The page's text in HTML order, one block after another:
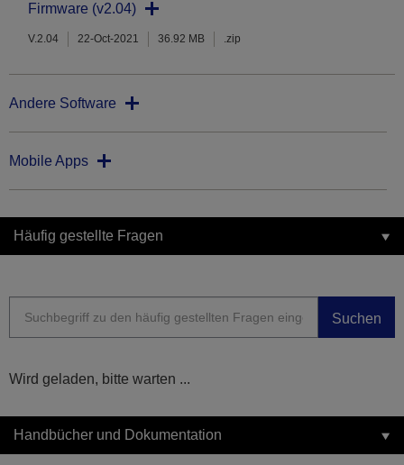
Firmware (v2.04)
V.2.04 22-Oct-2021 36.92 MB .zip
Andere Software
Mobile Apps
Häufig gestellte Fragen
Suchen
Wird geladen, bitte warten ...
Handbücher und Dokumentation